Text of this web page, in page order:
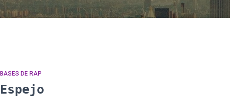
BASES DE RAP
Espejo